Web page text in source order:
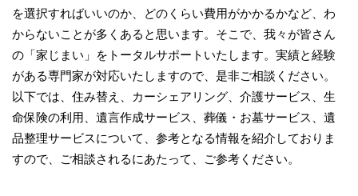
を選択すればいいのか、どのくらい費用がかかるかなど、わ
からないことが多くあると思います。そこで、我々が皆さん
の「家じまい」をトータルサポートいたします。実績と経験
がある専門家が対応いたしますので、是非ご相談ください。
以下では、住み替え、カーシェアリング、介護サービス、生
命保険の利用、遺言作成サービス、葬儀・お墓サービス、遺
品整理サービスについて、参考となる情報を紹介しておりま
すので、ご相談されるにあたって、ご参考ください。